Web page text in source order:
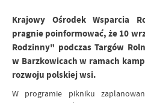
Krajowy Ośrodek Wsparcia
pragnie poinformować, że 10
Rodzinny" podczas Targów
w Barzkowicach w ramach
rozwoju polskiej wsi.
W programie pikniku